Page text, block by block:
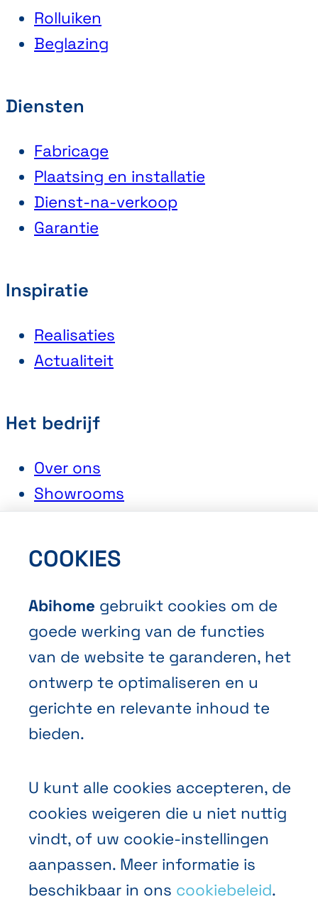
Algemene Verkoopvoorwaarden
Privacybeleid
Cookies
Rolluiken
Beglazing
Diensten
Fabricage
Plaatsing en installatie
Dienst-na-verkoop
Garantie
Inspiratie
Realisaties
Actualiteit
Het bedrijf
Over ons
Showrooms
Een offerte aanvragen
Een afspraak maken
Contacteer ons
COOKIES
Abihome gebruikt cookies om de
goede werking van de functies
van de website te garanderen, het
ontwerp te optimaliseren en u
gerichte en relevante inhoud te
bieden.
U kunt alle cookies accepteren, de
cookies weigeren die u niet nuttig
vindt, of uw cookie-instellingen
aanpassen. Meer informatie is
beschikbaar in ons cookiebeleid.